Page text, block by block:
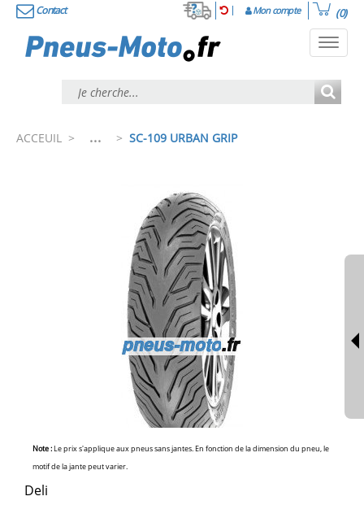
Contact Mon compte (0)
ACCEUIL > ... > SC-109 URBAN GRIP
Note :Le prix s'applique aux pneus sans jantes. En fonction de la dimension du pneu, le
motif de la jante peut varier.
Deli